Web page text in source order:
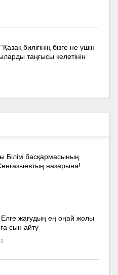
билігінің бізге не үшін
таңғысы келетінін
Білім басқармасының
назарына!
жағудың ең оңай жолы
сын айту